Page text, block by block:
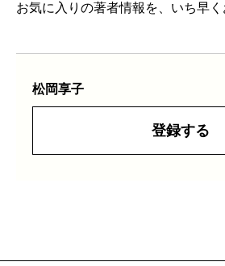
お気に入りの著者情報を、いち早く
松岡享子
登録する